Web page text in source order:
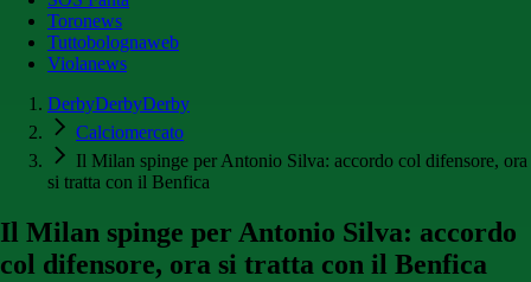
Toronews
Tuttobolognaweb
Violanews
DerbyDerbyDerby
Calciomercato
Il Milan spinge per Antonio Silva: accordo col difensore, ora
si tratta con il Benfica
Il Milan spinge per Antonio Silva: accordo
col difensore, ora si tratta con il Benfica